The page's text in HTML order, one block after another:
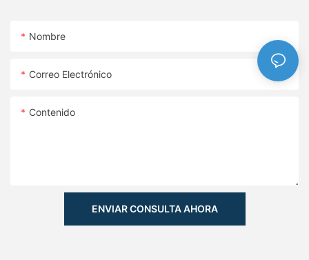
Nombre
Correo Electrónico
Contenido
ENVIAR CONSULTA AHORA